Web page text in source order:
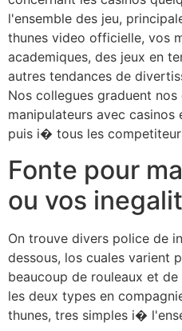
l'ensemble des jeu,
thunes video officielle, vos
academiques, des jeux en
autres tendances de
Nos collegues graduent
manipulateurs avec
puis i� tous les
Fonte pour
ou vos
On trouve divers police de
dessous, los cuales varient
beaucoup de rouleaux et
les deux types en
thunes, tres simples i�